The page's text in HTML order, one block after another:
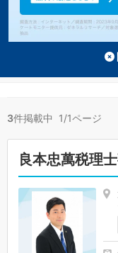
3件掲載中 1/1ページ
良本忠萬税理